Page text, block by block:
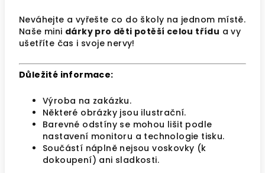
Neváhejte a vyřešte co do školy na jednom místě.
Naše mini dárky pro děti potěší celou třídu a vy
ušetříte čas i svoje nervy!
Důležité informace:
Výroba na zakázku.
Některé obrázky jsou ilustrační.
Barevné odstíny se mohou lišit podle
nastavení monitoru a technologie tisku.
Součástí náplně nejsou voskovky (k
dokoupení) ani sladkosti.